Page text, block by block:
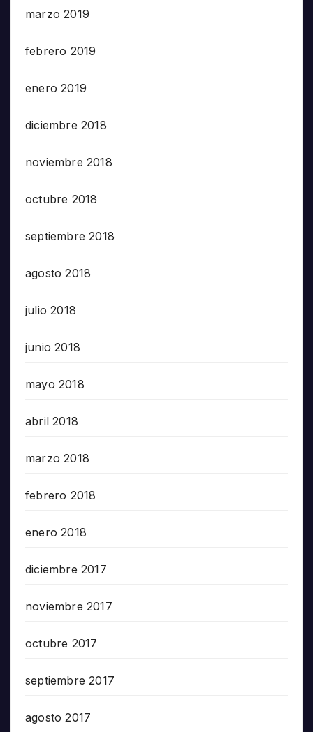
marzo 2019
febrero 2019
enero 2019
diciembre 2018
noviembre 2018
octubre 2018
septiembre 2018
agosto 2018
julio 2018
junio 2018
mayo 2018
abril 2018
marzo 2018
febrero 2018
enero 2018
diciembre 2017
noviembre 2017
octubre 2017
septiembre 2017
agosto 2017